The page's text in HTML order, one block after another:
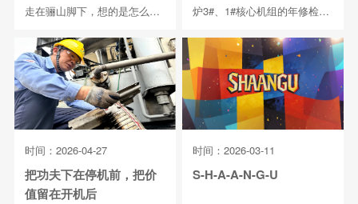
走在骊山脚下，想的是怎么让
炉3#、1#核心机组的年修检修
时间：2026-04-27
把功夫下在停机前，把价
值留在开机后
时间：2026-03-11
S-H-A-A-N-G-U